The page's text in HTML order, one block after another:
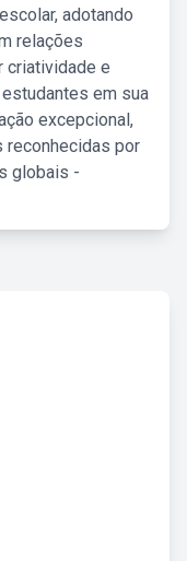
adotando
relações
criatividade e
em sua
excepcional,
reconhecidas por
globais -